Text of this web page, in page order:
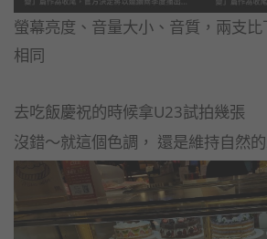
螢幕亮度、音量大小、音質，兩支
相同
去吃飯慶祝的時候拿U23試拍幾張
沒錯～就這個色調， 還是維持自然